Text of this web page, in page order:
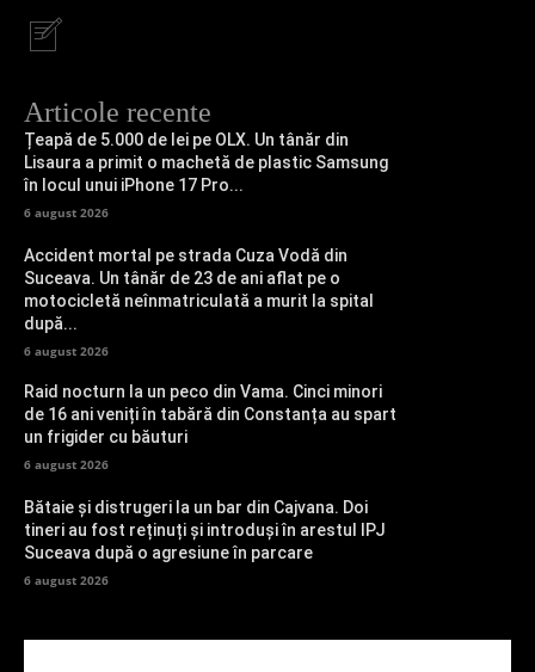
Articole recente
Țeapă de 5.000 de lei pe OLX. Un tânăr din
Lisaura a primit o machetă de plastic Samsung
în locul unui iPhone 17 Pro...
6 august 2026
Accident mortal pe strada Cuza Vodă din
Suceava. Un tânăr de 23 de ani aflat pe o
motocicletă neînmatriculată a murit la spital
după...
6 august 2026
Raid nocturn la un peco din Vama. Cinci minori
de 16 ani veniți în tabără din Constanța au spart
un frigider cu băuturi
6 august 2026
Bătaie și distrugeri la un bar din Cajvana. Doi
tineri au fost reținuți și introduși în arestul IPJ
Suceava după o agresiune în parcare
6 august 2026